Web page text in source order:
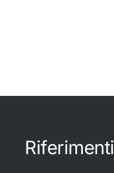
Riferimenti